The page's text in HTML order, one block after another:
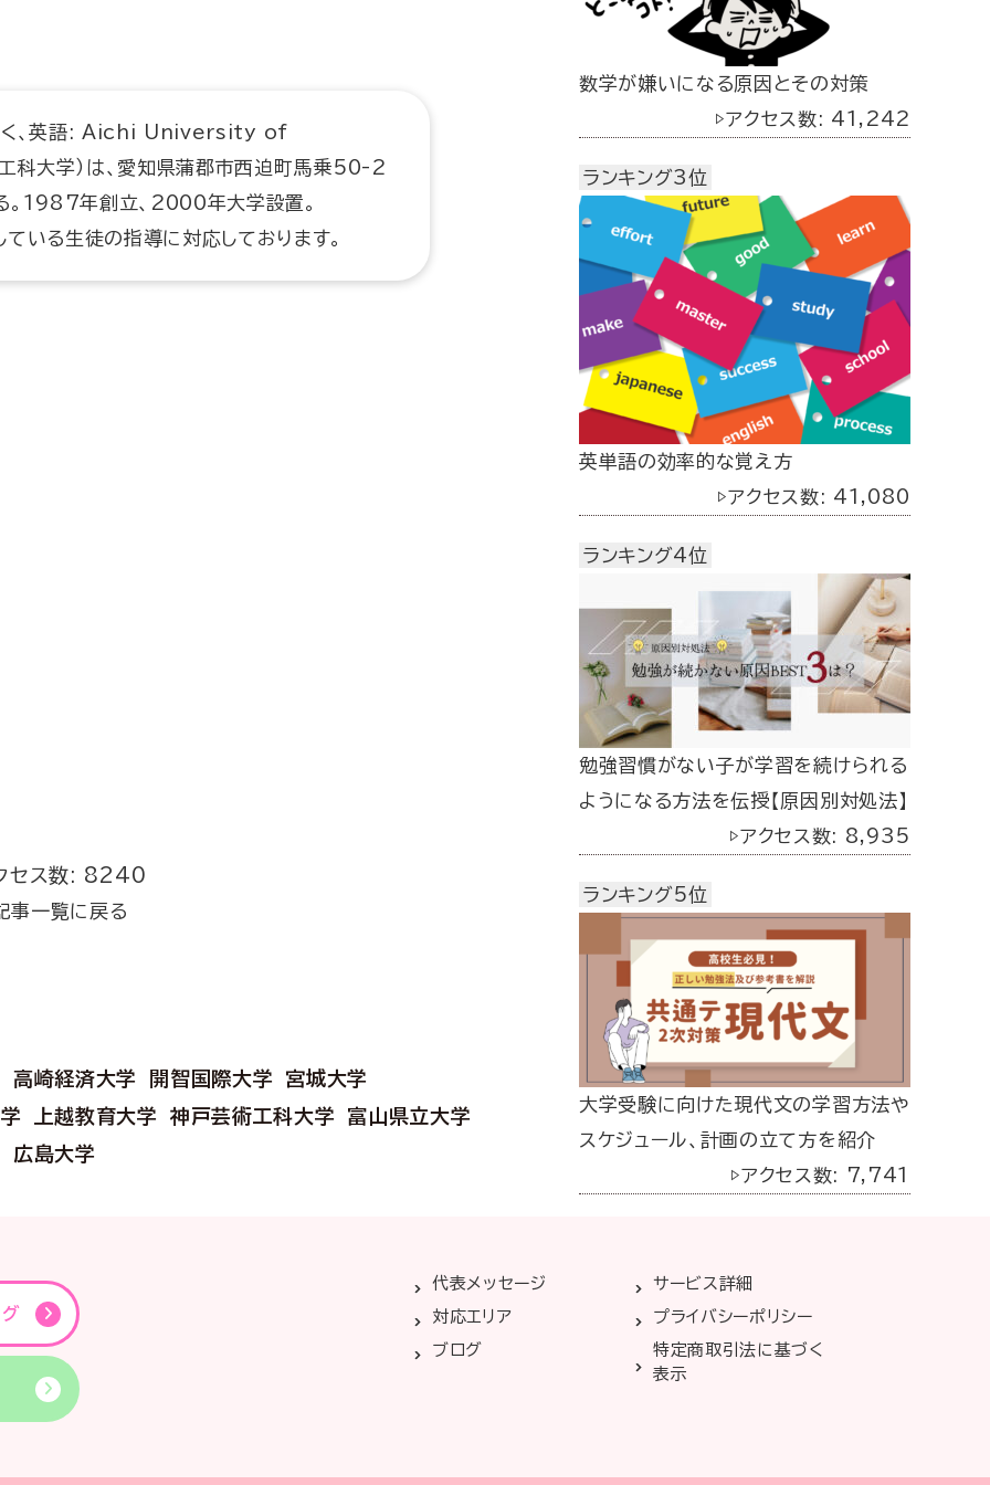
がく、英語: Aichi University of
大学）は、愛知県蒲郡市西迫町馬乗50-2
。1987年創立、2000年大学設置。
いる生徒の指導に対応しております。
セス数: 8240
事一覧に戻る
高崎経済大学 開智国際大学
宮城大学
上越教育大学 神戸芸術工科大学
富山県立大学
広島大学
数学が嫌いになる原因とその対策
▷アクセス数: 41,242
ランキング3位
英単語の効率的な覚え方
▷アクセス数: 41,080
ランキング4位
勉強習慣がない子が学習を続けられる
ようになる方法を伝授【原因別対処法】
▷アクセス数: 8,935
ランキング5位
大学受験に向けた現代文の学習方法や
スケジュール、計画の立て方を紹介
▷アクセス数: 7,741
代表メッセージ
サービス詳細
対応エリア
プライバシーポリシー
ブログ
特定商取引法に基づく
表示